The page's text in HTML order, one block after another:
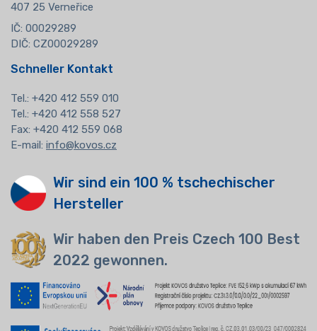
407 25 Verneřice
IČ: 00029289
DIČ: CZ00029289
Schneller Kontakt
Tel.: +420 412 559 010
Tel.: +420 412 558 527
Fax: +420 412 559 068
E-mail: info@kovos.cz
Wir sind ein 100 % tschechischer
Hersteller
Wir haben den Preis Czech 100 Best
2022 gewonnen.